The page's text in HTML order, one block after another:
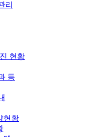
리
현황
등
현황